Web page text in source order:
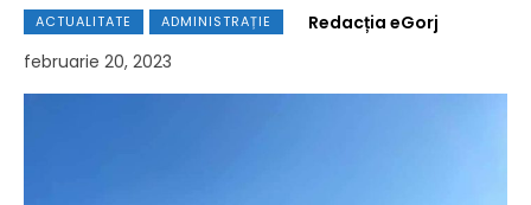
ACTUALITATE ADMINISTRAȚIE
Redacția eGorj
februarie 20, 2023